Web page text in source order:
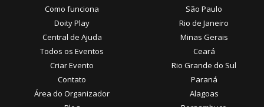
Como funciona
Doity Play
Central de Ajuda
Todos os Eventos
Criar Evento
Contato
Área do Organizador
São Paulo
Rio de Janeiro
Minas Gerais
Ceará
Rio Grande do Sul
Paraná
Alagoas